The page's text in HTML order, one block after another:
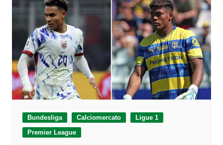
Bundesliga Calciomercato
Ligue 1
Premier League